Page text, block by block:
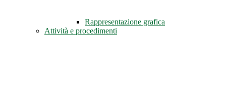
Rappresentazione grafica
Attività e procedimenti